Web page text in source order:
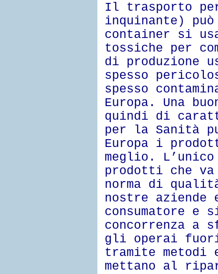
Il trasporto
inquinante)
container si
tossiche per
di produzione
spesso
spesso
Europa. Una
quindi di
per la Sanità
Europa i
meglio.
prodotti che
norma di
nostre
consumatore
concorrenza a
gli operai fuori
tramite metodi
mettano al